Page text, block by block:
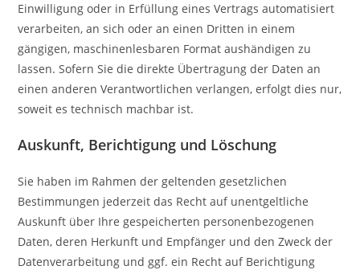
Einwilligung oder in Erfüllung eines Vertrags automatisiert
verarbeiten, an sich oder an einen Dritten in einem
gängigen, maschinenlesbaren Format aushändigen zu
lassen. Sofern Sie die direkte Übertragung der Daten an
einen anderen Verantwortlichen verlangen, erfolgt dies nur,
soweit es technisch machbar ist.
Auskunft, Berichtigung und Löschung
Sie haben im Rahmen der geltenden gesetzlichen
Bestimmungen jederzeit das Recht auf unentgeltliche
Auskunft über Ihre gespeicherten personenbezogenen
Daten, deren Herkunft und Empfänger und den Zweck der
Datenverarbeitung und ggf. ein Recht auf Berichtigung